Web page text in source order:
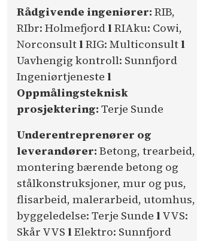
Rådgivende ingeniører: RIB,
RIbr: HolmefjordlRIAku: Cowi,
NorconsultlRIG: Multiconsultl
Uavhengig kontroll: Sunnfjord
Ingeniørtjeneste l
Oppmålingsteknisk
prosjektering: Terje Sunde
Underentreprenører og
leverandører: Betong, trearbeid,
montering bærende betong og
stålkonstruksjoner, mur og pus,
flisarbeid, malerarbeid, utomhus,
byggeledelse: Terje Sunde lVVS:
Skår VVS lElektro: Sunnfjord